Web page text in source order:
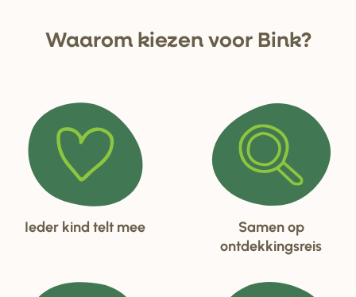
Waarom kiezen voorBink?
Ieder kind telt mee
Samen op
ontdekkingsreis